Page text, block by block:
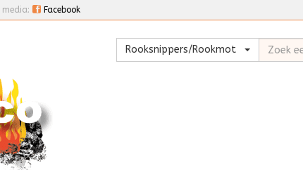
media: Facebook
Rooksnippers/Rookmot Zoeken